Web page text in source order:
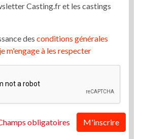
Casting.fr et les castings
des conditions générales
m'engage à les respecter
obligatoires M'inscrire